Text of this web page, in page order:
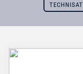
TECHNISAT